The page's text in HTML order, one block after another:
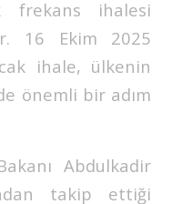
frekans ihalesi
16 Ekim 2025
ihale, ülkenin
önemli bir adım
Abdulkadir
takip ettiği